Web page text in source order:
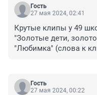
Гость
27 мая 2024, 02:41
Крутые клипы у 49
"Золотые дети,
"Любимка" (слова к
классные
Ольга Борисовна
Александровна,
Гость
27 мая 2024, 00:22